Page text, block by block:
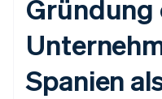
Gründung
Spanien